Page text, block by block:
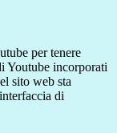
per tenere
Youtube incorporati
sito web sta
di